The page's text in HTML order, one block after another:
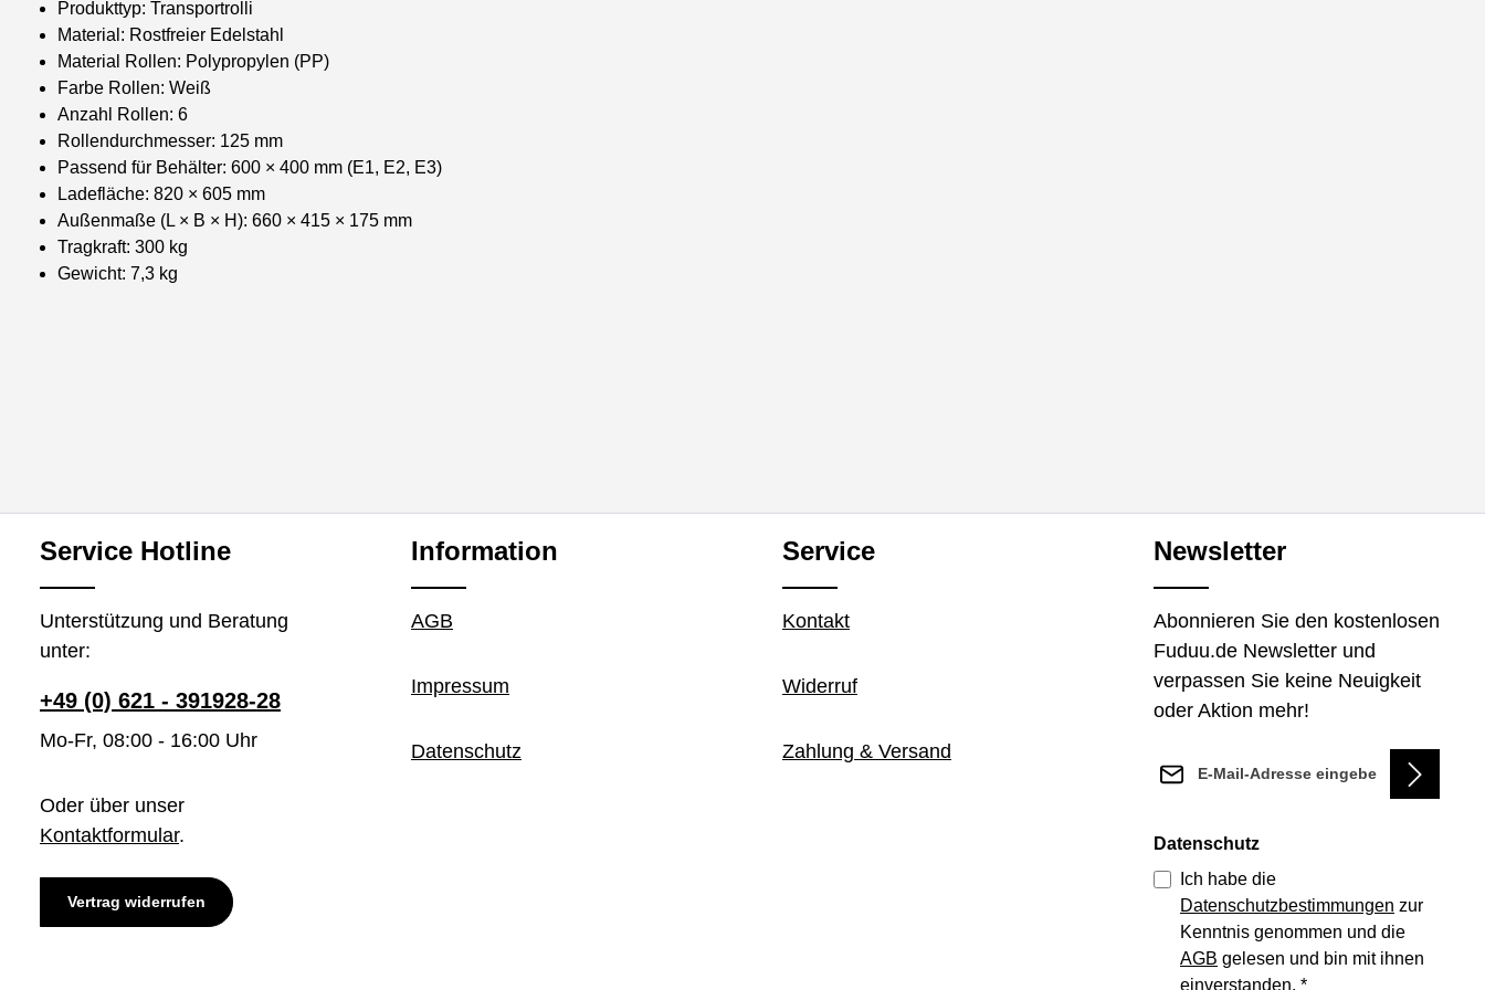
Produkttyp: Transportrolli
Material: Rostfreier Edelstahl
Material Rollen: Polypropylen (PP)
Farbe Rollen: Weiß
Anzahl Rollen: 6
Rollendurchmesser: 125 mm
Passend für Behälter: 600 × 400 mm (E1, E2, E3)
Ladefläche: 820 × 605 mm
Außenmaße (L × B × H): 660 × 415 × 175 mm
Tragkraft: 300 kg
Gewicht: 7,3 kg
Service Hotline
Unterstützung und Beratung
unter:
+49 (0) 621 - 391928-28
Mo-Fr, 08:00 - 16:00 Uhr
Oder über unser
Kontaktformular.
Vertrag widerrufen
Information
AGB
Impressum
Datenschutz
Service
Kontakt
Widerruf
Zahlung & Versand
Newsletter
Abonnieren Sie den kostenlosen
Fuduu.de Newsletter und
verpassen Sie keine Neuigkeit
oder Aktion mehr!
Datenschutz
Ich habe die
Datenschutzbestimmungen zur
Kenntnis genommen und die
AGB gelesen und bin mit ihnen
einverstanden. *